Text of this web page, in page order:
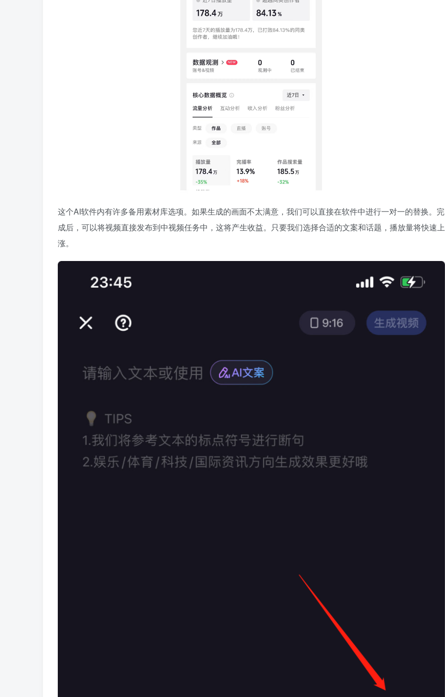
这个AI软件内有许多备用素材库选项。如果生成的画面不太满意，我们可以直接在软件中进行一对一的替换。完
成后，可以将视频直接发布到中视频任务中，这将产生收益。只要我们选择合适的文案和话题，播放量将快速上
涨。